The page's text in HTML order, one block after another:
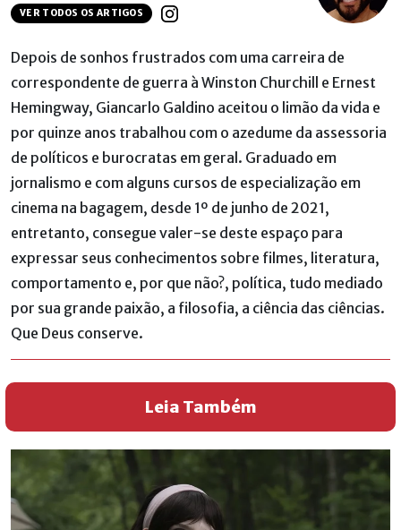
VER TODOS OS ARTIGOS
Depois de sonhos frustrados com uma carreira de
correspondente de guerra à Winston Churchill e Ernest
Hemingway, Giancarlo Galdino aceitou o limão da vida e
por quinze anos trabalhou com o azedume da assessoria
de políticos e burocratas em geral. Graduado em
jornalismo e com alguns cursos de especialização em
cinema na bagagem, desde 1º de junho de 2021,
entretanto, consegue valer-se deste espaço para
expressar seus conhecimentos sobre filmes, literatura,
comportamento e, por que não?, política, tudo mediado
por sua grande paixão, a filosofia, a ciência das ciências.
Que Deus conserve.
Leia Também